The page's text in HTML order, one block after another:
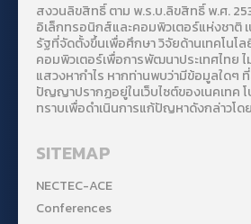
สงวนลิขสิทธิ์ ตาม พ.ร.บ.ลิขสิทธิ์ พ.ศ.
อิเล็กทรอนิกส์และคอมพิวเตอร์แห่งชาติ
รัฐที่จัดตั้งขึ้นเพื่อศึกษา วิจัยด้านเทคโนโ
คอมพิวเตอร์เพื่อการพัฒนาประเทศไทย
แสวงหากำไร หากท่านพบว่ามีข้อมูลใดๆ
ปัญญาปรากฏอยู่ในเว็บไซต์ของเนคเทค โ
ทราบเพื่อดำเนินการแก้ปัญหาดังกล่าวโด
SITEMAP
NECTEC-ACE
Conferences